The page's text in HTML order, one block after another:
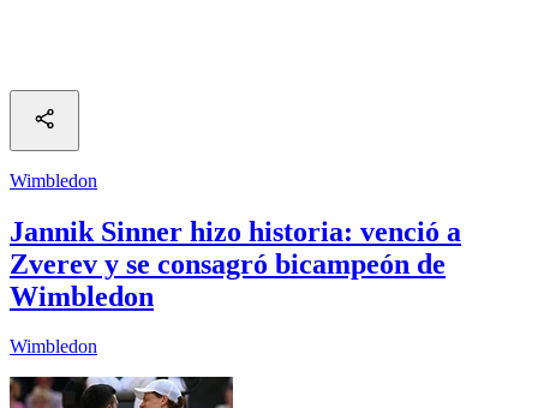
Wimbledon
Jannik Sinner hizo historia: venció a
Zverev y se consagró bicampeón de
Wimbledon
Wimbledon